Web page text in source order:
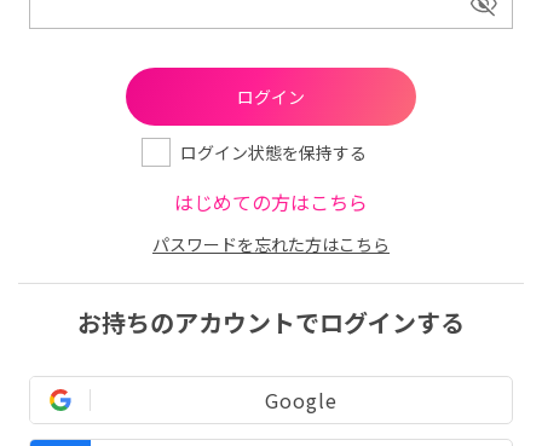
ログイン状態を保持する
はじめての方はこちら
パスワードを忘れた方はこちら
お持ちのアカウントでログインする
Google